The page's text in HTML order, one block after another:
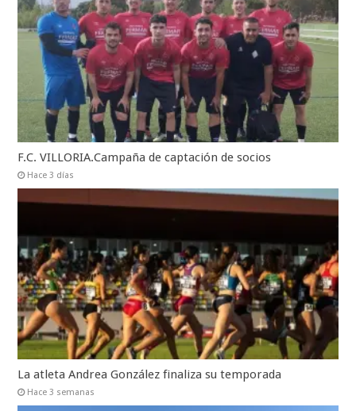
F.C. VILLORIA.Campaña de captación de socios
Hace 3 días
La atleta Andrea González finaliza su temporada
Hace 3 semanas